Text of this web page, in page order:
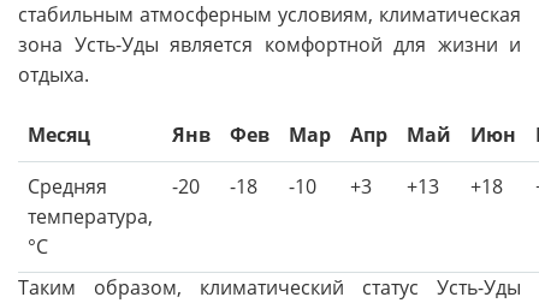
стабильным атмосферным условиям, климатическая
зона Усть-Уды является комфортной для жизни и
отдыха.
Месяц Янв Фев Мар Апр Май Июн
Средняя
температура,
°C
-20 -18 -10 +3 +13 +18
Таким образом, климатический статус Усть-Уды